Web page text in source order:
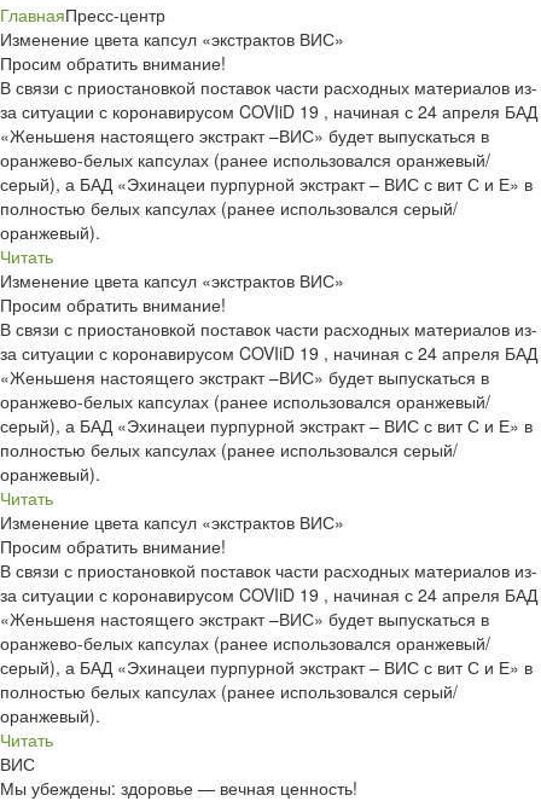
ГлавнаяПресс-центр
Изменение цвета капсул «экстрактов ВИС»
Просим обратить внимание!
В связи с приостановкой поставок части расходных материалов из-
за ситуации с коронавирусом COVIiD 19 , начиная с 24 апреля БАД
«Женьшеня настоящего экстракт –ВИС» будет выпускаться в
оранжево-белых капсулах (ранее использовался оранжевый/
серый), а БАД «Эхинацеи пурпурной экстракт – ВИС с вит С и Е» в
полностью белых капсулах (ранее использовался серый/
оранжевый).
Читать
Изменение цвета капсул «экстрактов ВИС»
Просим обратить внимание!
В связи с приостановкой поставок части расходных материалов из-
за ситуации с коронавирусом COVIiD 19 , начиная с 24 апреля БАД
«Женьшеня настоящего экстракт –ВИС» будет выпускаться в
оранжево-белых капсулах (ранее использовался оранжевый/
серый), а БАД «Эхинацеи пурпурной экстракт – ВИС с вит С и Е» в
полностью белых капсулах (ранее использовался серый/
оранжевый).
Читать
Изменение цвета капсул «экстрактов ВИС»
Просим обратить внимание!
В связи с приостановкой поставок части расходных материалов из-
за ситуации с коронавирусом COVIiD 19 , начиная с 24 апреля БАД
«Женьшеня настоящего экстракт –ВИС» будет выпускаться в
оранжево-белых капсулах (ранее использовался оранжевый/
серый), а БАД «Эхинацеи пурпурной экстракт – ВИС с вит С и Е» в
полностью белых капсулах (ранее использовался серый/
оранжевый).
Читать
ВИС
Мы убеждены: здоровье — вечная ценность!